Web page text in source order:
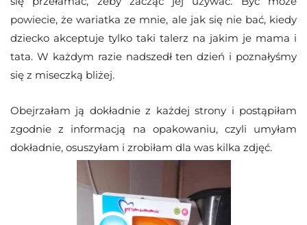
powiecie, że wariatka ze mnie, ale jak się nie bać, kiedy
dziecko akceptuje tylko taki talerz na jakim je mama i
tata. W każdym razie nadszedł ten dzień i poznałyśmy
się z miseczką bliżej.
Obejrzałam ją dokładnie z każdej strony i postąpiłam
zgodnie z informacją na opakowaniu, czyli umyłam
dokładnie, osuszyłam i zrobiłam dla was kilka zdjęć.